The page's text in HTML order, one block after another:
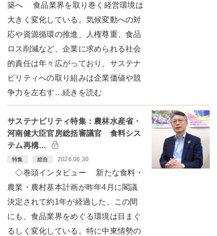
築へ 食品業界を取り巻く経営環境は
大きく変化している。気候変動への対
応や資源循環の推進、人権尊重、食品
ロス削減など、企業に求められる社会
的責任は年々広がっており、サステナ
ビリティへの取り組みは企業価値や競
争力を左右す…続きを読む
サステナビリティ特集：農林水産省・
河南健大臣官房総括審議官 食料シス
テム再構…
特集 総合 2026.06.30
◇巻頭インタビュー 新たな食料・
農業・農村基本計画が昨年4月に閣議
決定されて約1年が経過した。この間
にも、食品業界をめぐる環境は目まぐ
るしく変化している。特に中東情勢の